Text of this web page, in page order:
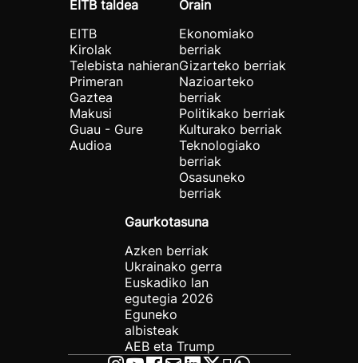
EITB taldea
EITB
Kirolak
Telebista nahieran
Primeran
Gaztea
Makusi
Guau - Gure
Audioa
Orain
Ekonomiako
berriak
Gizarteko berriak
Nazioarteko
berriak
Politikako berriak
Kulturako berriak
Teknologiako
berriak
Osasuneko
berriak
Gaurkotasuna
Azken berriak
Ukrainako gerra
Euskadiko lan
egutegia 2026
Eguneko
albisteak
AEB eta Trump